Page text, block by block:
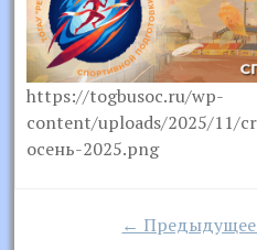
https://togbusoc.ru/wp-
content/uploads/2025/
осень-2025.png
← Предыдущее